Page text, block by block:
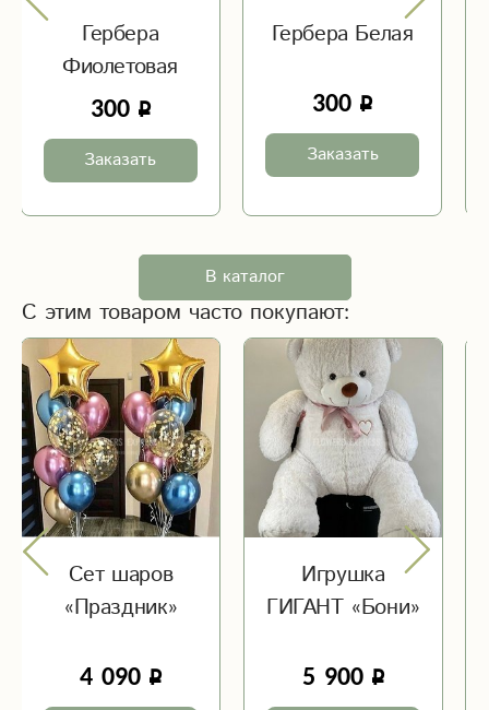
Гербера
Фиолетовая
300
Заказать
Гербера Белая
300
Заказать
В каталог
С этим товаром часто покупают:
Сет шаров
«Праздник»
4 090
Игрушка
ГИГАНТ «Бони»
5 900